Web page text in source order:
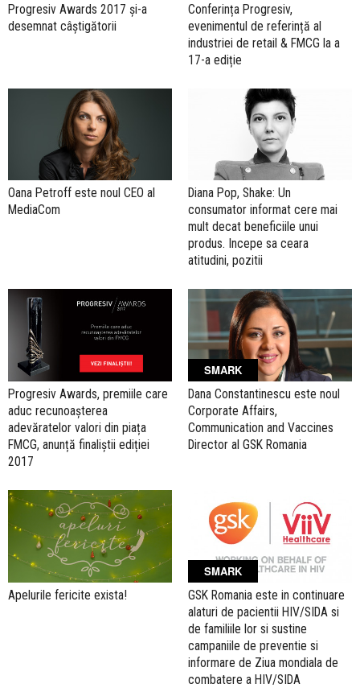
Progresiv Awards 2017 și-a
desemnat câștigătorii
Conferința Progresiv,
evenimentul de referință al
industriei de retail & FMCG la a
17-a ediție
Oana Petroff este noul CEO al
MediaCom
Diana Pop, Shake: Un
consumator informat cere mai
mult decat beneficiile unui
produs. Incepe sa ceara
atitudini, pozitii
Progresiv Awards, premiile care
aduc recunoașterea
adevăratelor valori din piața
FMCG, anunță finaliștii ediției
2017
SMARK
Dana Constantinescu este noul
Corporate Affairs,
Communication and Vaccines
Director al GSK Romania
Apelurile fericite exista!
SMARK
GSK Romania este in continuare
alaturi de pacientii HIV/SIDA si
de familiile lor si sustine
campaniile de preventie si
informare de Ziua mondiala de
combatere a HIV/SIDA